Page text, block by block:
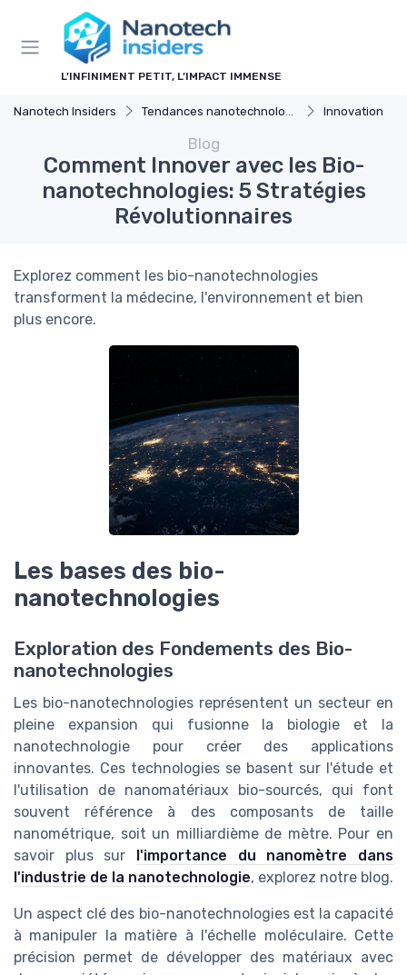
L’INFINIMENT PETIT, L’IMPACT IMMENSE
Nanotech Insiders Tendances nanotechnologie Innovation
Blog
Comment Innover avec les Bio-
nanotechnologies: 5 Stratégies
Révolutionnaires
Explorez comment les bio-nanotechnologies
transforment la médecine, l'environnement et bien
plus encore.
Les bases des bio-
nanotechnologies
Exploration des Fondements des Bio-
nanotechnologies
Les bio-nanotechnologies représentent un secteur en
pleine expansion qui fusionne la biologie et la
nanotechnologie pour créer des applications
innovantes. Ces technologies se basent sur l'étude et
l'utilisation de nanomatériaux bio-sourcés, qui font
souvent référence à des composants de taille
nanométrique, soit un milliardième de mètre. Pour en
savoir plus sur l'importance du nanomètre dans
l'industrie de la nanotechnologie, explorez notre blog.
Un aspect clé des bio-nanotechnologies est la capacité
à manipuler la matière à l'échelle moléculaire. Cette
précision permet de développer des matériaux avec
Panneau de gestion des cookies